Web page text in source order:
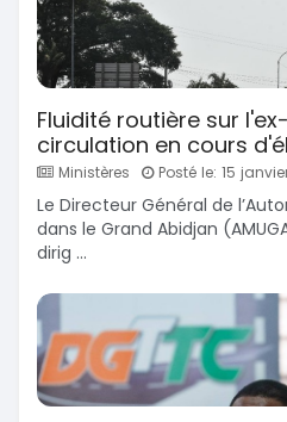
Fluidité routière sur
circulation en cours
Ministères Posté le: 15
Le Directeur Général de
dans le Grand Abidjan
dirig ...